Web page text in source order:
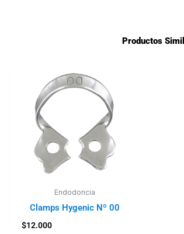
Productos
Endodoncia
Clamps Hygenic Nº 00
$12.000